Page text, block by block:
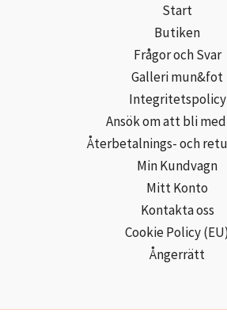
Start
Butiken
Frågor och Svar
Galleri mun&fot
Integritetspolicy
Ansök om att bli
Återbetalnings- och
Min Kundvagn
Mitt Konto
Kontakta oss
Cookie Policy (EU)
Ångerrätt